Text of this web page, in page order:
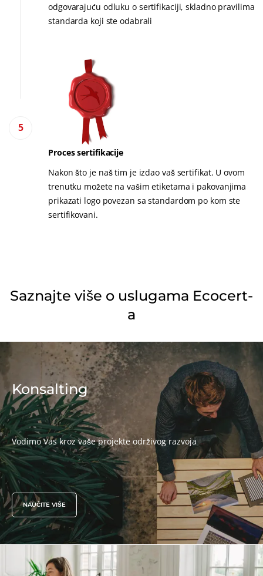
NAŠE EKSPERTIZE
Organska poljoprivreda
Fairtrade
Održiva poljoprivreda
Kvalitet i sigurnost hrane
Korporativna društvena odgovornost - CSR
Biodiverzitet i klimatske promene
Ekološke tvrdnje
odgovarajuću odluku o sertifikaciji, skladno pravilima
standarda koji ste odabrali
5
Proces sertifikacije
Nakon što je naš tim je izdao vaš sertifikat. U ovom
trenutku možete na vašim etiketama i pakovanjima
prikazati logo povezan sa standardom po kom ste
sertifikovani.
Saznajte više o uslugama Ecocert-
a
Konsalting
Vodimo Vas kroz vaše projekte održivog razvoja
NAUČITE VIŠE